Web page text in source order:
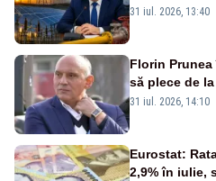
stare de
31 iul. 2026, 13:40
Florin
să plece de
învârtindu-te!”
31 iul. 2026, 14:10
Eurostat:
2,9% în iulie,